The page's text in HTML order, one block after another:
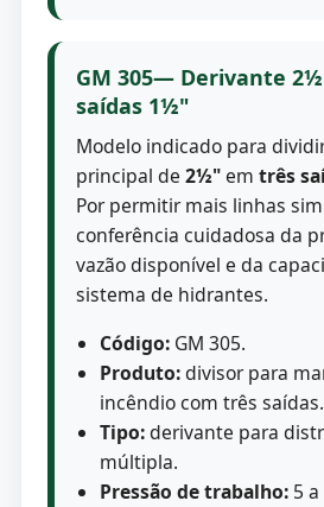
GM 305— Derivante
saídas 1½"
Modelo indicado para
principal de 2½"em três
Por permitir mais linhas
conferência cuidadosa da
vazão disponível e da
sistema de hidrantes.
Código:GM 305.
Produto:divisor para
incêndio com três saídas.
Tipo:derivante para
múltipla.
Pressão de trabalho:5 a